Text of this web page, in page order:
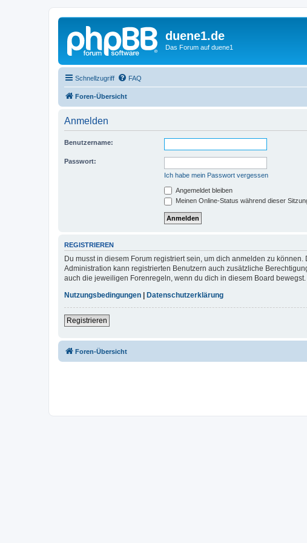
duene1.de
Das Forum auf duene1
Schnellzugriff FAQ
Foren-Übersicht
Anmelden
Benutzername:
Passwort:
Ich habe mein Passwort vergessen
Angemeldet bleiben
Meinen Online-Status während dieser
REGISTRIEREN
Du musst in diesem Forum registriert sein, um dich anmelden zu
Administration kann registrierten Benutzern auch zusätzliche
auch die jeweiligen Forenregeln, wenn du dich in diesem Board bewegst.
Nutzungsbedingungen
Datenschutzerklärung
Registrieren
Foren-Übersicht